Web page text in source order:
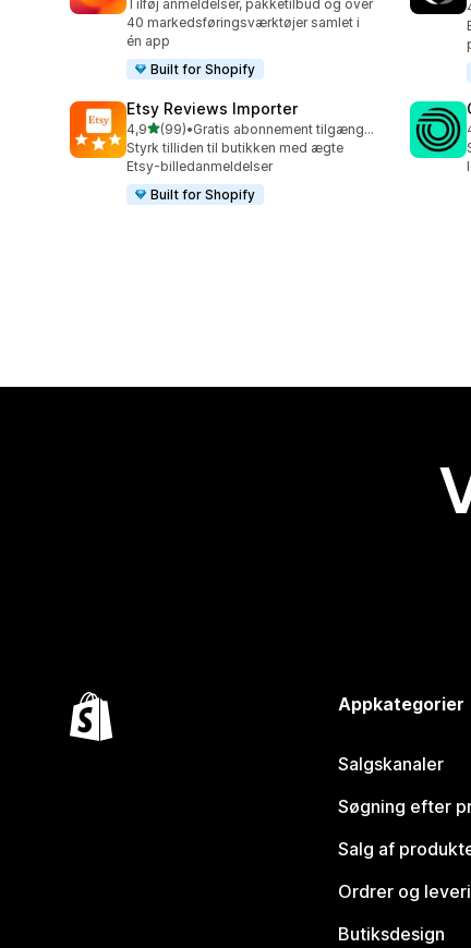
Tilføj anmeldelser, pakketilbud og over
40 markedsføringsværktøjer samlet i
én app
Built for Shopify
Etsy Reviews Importer
4,9ud af 5 stjerner
(99)
99 anmeldelser i alt
•
Gratis abonnement tilgængeligt
Styrk tilliden til butikken med ægte
Etsy-billedanmeldelser
Built for Shopify
Appkategorier
Salgskanaler
Søgning efter
Salg af
Ordrer og
Butiksdesign